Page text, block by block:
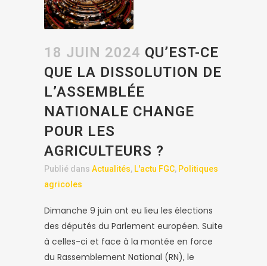
18 JUIN 2024 QU’EST-CE
QUE LA DISSOLUTION DE
L’ASSEMBLÉE
NATIONALE CHANGE
POUR LES
AGRICULTEURS ?
Publié dans Actualités, L'actu FGC, Politiques
agricoles
Dimanche 9 juin ont eu lieu les élections
des députés du Parlement européen. Suite
à celles-ci et face à la montée en force
du Rassemblement National (RN), le